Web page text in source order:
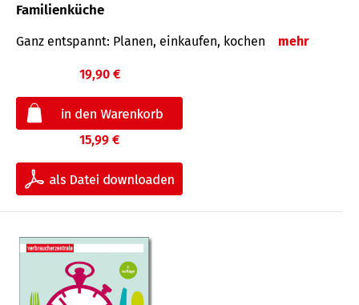
Familienküche
Ganz entspannt: Planen, einkaufen, kochen mehr
19,90 €
15,99 €